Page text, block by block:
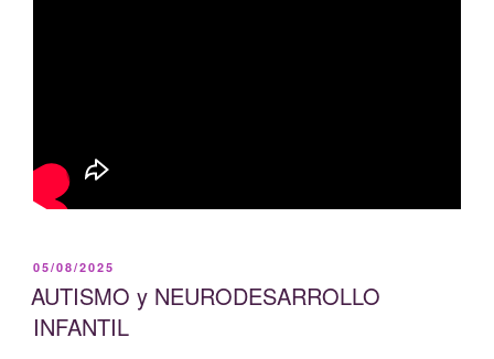
PUBLICADO
EL
05/08/2025
AUTISMO y NEURODESARROLLO
INFANTIL